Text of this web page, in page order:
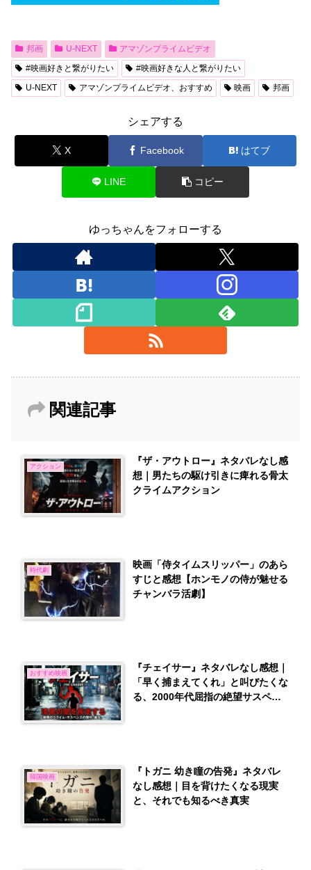
邦画 U-NEXT
アマゾンプライムビデオ
#映画好きと繋がりたい
#映画好きな人と繋がりたい
U-NEXT
アマゾンプライムビデオ、おすすめ 映画 邦画
シェアする
X Facebook はてブ
LINE コピー
ゆっちゃんをフォローする
関連記事
アクション
『ザ・アウトロー』ネタバレなし感
想｜男たちの駆け引きに痺れる骨太
クライムアクション
時代劇
映画「侍タイムスリッパー」のあら
すじと感想【ホンモノの侍が魅せる
チャンバラ活劇】
おすすめ映画
『チェイサー』ネタバレなし感想｜
「早く捕まえてくれ」と叫びたくな
る、2000年代屈指の絶望サスペン
韓国映画
『トガニ 幼き瞳の告発』ネタバレ
なし感想｜目を背けたくなる現実
と、それでも知るべき真実